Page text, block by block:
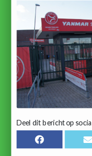
Deel dit bericht op